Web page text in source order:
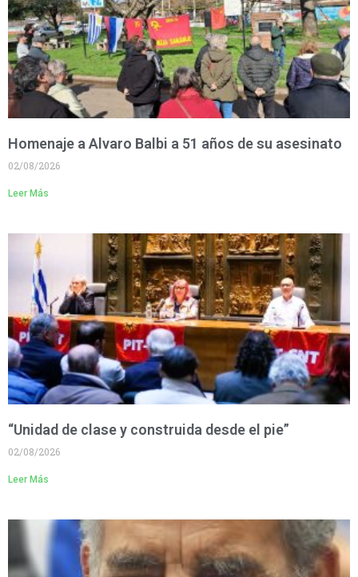
Homenaje a Alvaro Balbi a 51 años de su asesinato
02/08/2026
Leer Más
“Unidad de clase y construida desde el pie”
02/08/2026
Leer Más